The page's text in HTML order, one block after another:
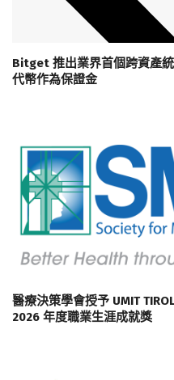
Bitget 推出業界首個跨資產
代幣作為保證金
醫療決策學會授予 UMIT
2026 年度職業生涯成就獎